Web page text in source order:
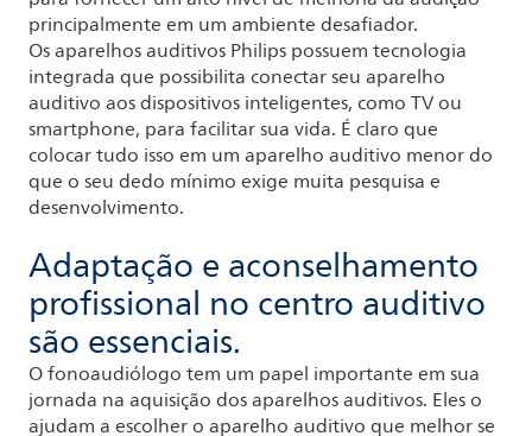
principalmente em um ambiente desafiador.
Os aparelhos auditivos Philips possuem tecnologia
integrada que possibilita conectar seu aparelho
auditivo aos dispositivos inteligentes, como TV ou
smartphone, para facilitar sua vida. É claro que
colocar tudo isso em um aparelho auditivo menor do
que o seu dedo mínimo exige muita pesquisa e
desenvolvimento.
Adaptação e aconselhamento
profissional no centro auditivo
são essenciais.
O fonoaudiólogo tem um papel importante em sua
jornada na aquisição dos aparelhos auditivos. Eles o
ajudam a escolher o aparelho auditivo que melhor se